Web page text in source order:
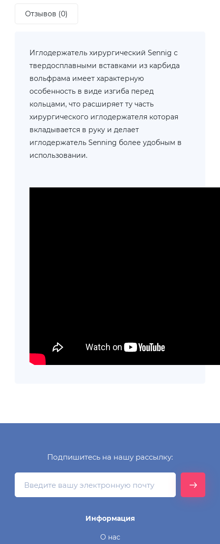
Отзывов (0)
Иглодержатель хирургический Sennig с
твердосплавными вставками из карбида
вольфрама имеет характерную
особенность в виде изгиба перед
кольцами, что расширяет ту часть
хирургического иглодержателя которая
вкладывается в руку и делает
иглодержатель Senning более удобным в
использовании.
Подпишитесь на нашу рассылку:
Информация
О нас